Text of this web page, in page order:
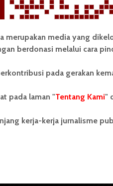
Info Iklan
Pedoman
merupakan media yang
berdonasi melalui cara
pada gerakan
pada laman "Tentang Kami"
kerja-kerja jurnalisme